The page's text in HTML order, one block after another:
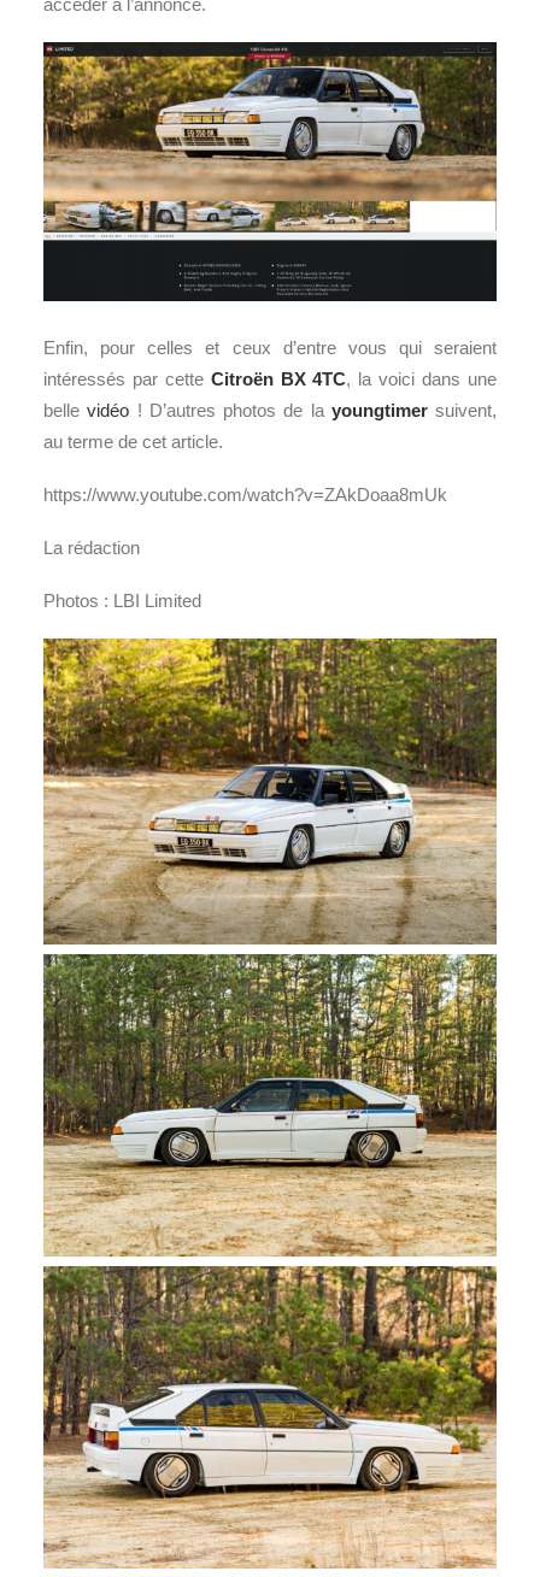
accéder à l’annonce.
Enfin, pour celles et ceux d’entre vous qui seraient
intéressés par cette Citroën BX 4TC, la voici dans une
bellevidéo ! D’autres photos de la youngtimersuivent,
au terme de cet article.
https://www.youtube.com/watch?v=ZAkDoaa8mUk
La rédaction
Photos : LBI Limited